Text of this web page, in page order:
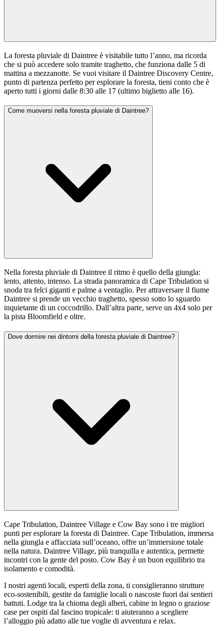
La foresta pluviale di Daintree è visitabile tutto l’anno, ma ricorda
che si può accedere solo tramite traghetto, che funziona dalle 5 di
mattina a mezzanotte. Se vuoi visitare il Daintree Discovery Centre,
punto di partenza perfetto per esplorare la foresta, tieni conto che è
aperto tutti i giorni dalle 8:30 alle 17 (ultimo biglietto alle 16).
Come muoversi nella foresta pluviale di Daintree?
Nella foresta pluviale di Daintree il ritmo è quello della giungla:
lento, attento, intenso. La strada panoramica di Cape Tribulation si
snoda tra felci giganti e palme a ventaglio. Per attraversare il fiume
Daintree si prende un vecchio traghetto, spesso sotto lo sguardo
inquietante di un coccodrillo. Dall’altra parte, serve un 4x4 solo per
la pista Bloomfield e oltre.
Dove dormire nei dintorni della foresta pluviale di Daintree?
Cape Tribulation, Daintree Village e Cow Bay sono i tre migliori
punti per esplorare la foresta di Daintree. Cape Tribulation, immersa
nella giungla e affacciata sull’oceano, offre un’immersione totale
nella natura. Daintree Village, più tranquilla e autentica, permette
incontri con la gente del posto. Cow Bay è un buon equilibrio tra
isolamento e comodità.
I nostri agenti locali, esperti della zona, ti consiglieranno strutture
eco-sostenibili, gestite da famiglie locali o nascoste fuori dai sentieri
battuti. Lodge tra la chioma degli alberi, cabine in legno o graziose
case per ospiti dal fascino tropicale: ti aiuteranno a scegliere
l’alloggio più adatto alle tue voglie di avventura e relax.